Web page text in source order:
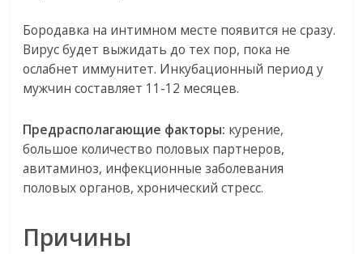
Бородавка на интимном месте появится не сразу.
Вирус будет выжидать до тех пор, пока не
ослабнет иммунитет. Инкубационный период у
мужчин составляет 11-12 месяцев.
Предрасполагающие факторы: курение,
большое количество половых партнеров,
авитаминоз, инфекционные заболевания
половых органов, хронический стресс.
Причины